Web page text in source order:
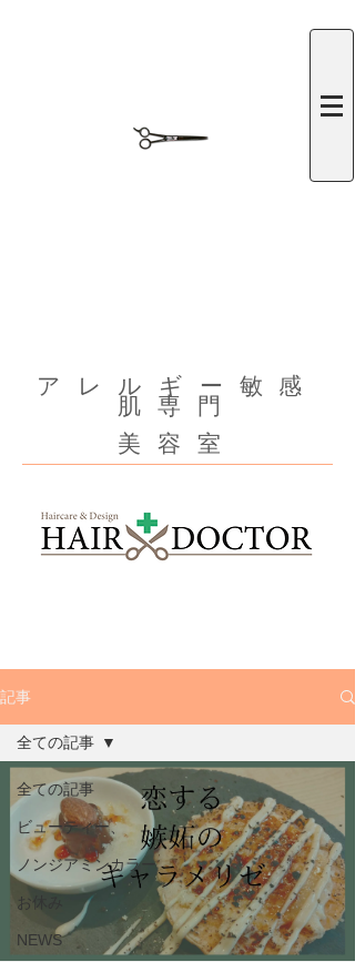
​アレルギー敏感
肌専門
美容室
記事
全ての記事
ビューティー、
ノンジアミンカラー
お休み
NEWS
全ての記事